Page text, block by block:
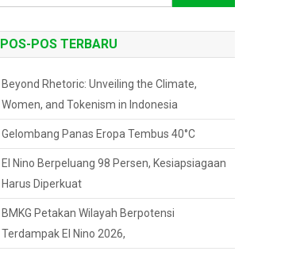
untuk:
POS-POS TERBARU
Beyond Rhetoric: Unveiling the Climate,
Women, and Tokenism in Indonesia
Gelombang Panas Eropa Tembus 40°C
El Nino Berpeluang 98 Persen, Kesiapsiagaan
Harus Diperkuat
BMKG Petakan Wilayah Berpotensi
Terdampak El Nino 2026,